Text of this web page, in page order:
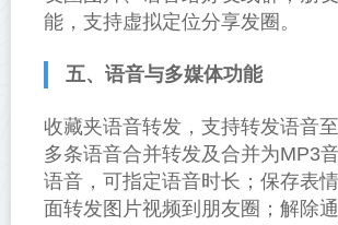
能，支持虚拟定位分享发圈。
五、语音与多媒体功能
收藏夹语音转发，支持转发语音
多条语音合并转发及合并为MP3
语音，可指定语音时长；保存表
面转发图片视频到朋友圈；解除